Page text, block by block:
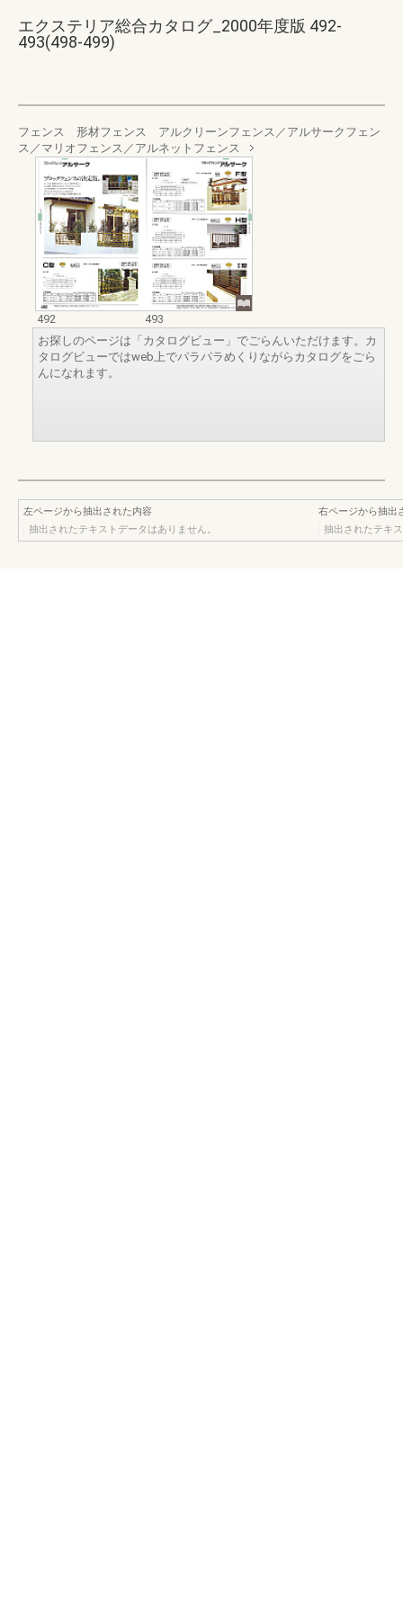
エクステリア総合カタログ_2000年度版 492-
493(498-499)
フェンス 形材フェンス アルクリーンフェンス／アルサークフェン
ス／マリオフェンス／アルネットフェンス
492
493
お探しのページは「カタログビュー」でごらんいただけます。カ
タログビューではweb上でパラパラめくりながらカタログをごら
んになれます。
左ページから抽出された内容
抽出されたテキストデータはありません。
右ページから抽出
抽出されたテキ